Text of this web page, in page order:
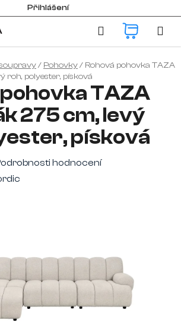
Přihlášení
Hledat
/ Pohovky/ Rohová pohovka TAZA
roh, polyester, písková
TAZA
275 cm, levý
písková
hodnocení